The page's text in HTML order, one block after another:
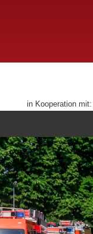
in Kooperation mit: